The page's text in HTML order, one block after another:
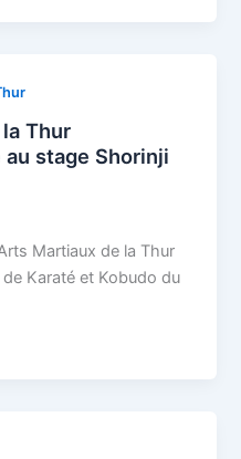
Thur
au stage Shorinji
Martiaux de la Thur
Karaté et Kobudo du